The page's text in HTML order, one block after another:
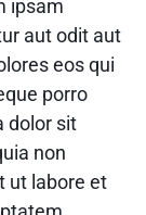
ipsam
aut odit aut
eos qui
porro
dolor sit
non
ut labore et